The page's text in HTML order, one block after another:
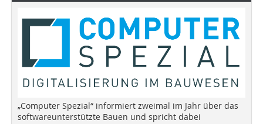
„Computer Spezial“ informiert zweimal im Jahr über das
softwareunterstützte Bauen und spricht dabei